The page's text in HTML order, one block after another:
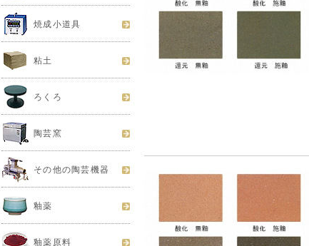
焼成小道具
粘土
ろくろ
陶芸窯
その他の陶芸機器
釉薬
釉薬原料